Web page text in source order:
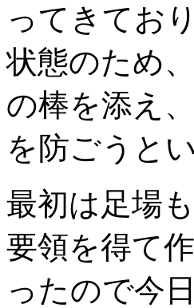
ってきてお
状態のため
の棒を添え
を防ごうと
最初は足場
要領を得て
ったので今